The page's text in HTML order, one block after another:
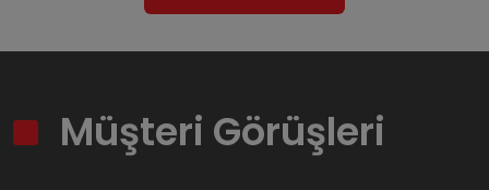
Müşteri Görüşleri